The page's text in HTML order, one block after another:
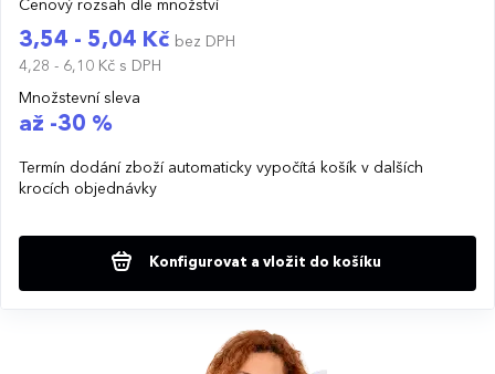
Cenový rozsah dle množství
3,54 - 5,04 Kč bez DPH
4,28 - 6,10 Kč s DPH
Množstevní sleva
až -30 %
Termín dodání zboží automaticky vypočítá košík v dalších
krocích objednávky
Konfigurovat a vložit do košíku